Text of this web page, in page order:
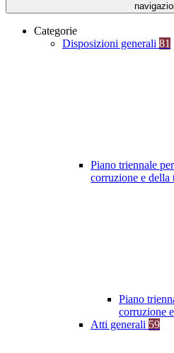
Categorie
Disposizioni generali 81
Piano triennale
corruzione e della
Piano
corruzione
Atti generali 59